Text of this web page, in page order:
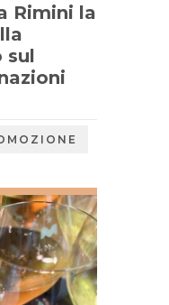
Rimini la
sul